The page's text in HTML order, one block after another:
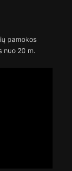
pamokos
nuo 20 m.